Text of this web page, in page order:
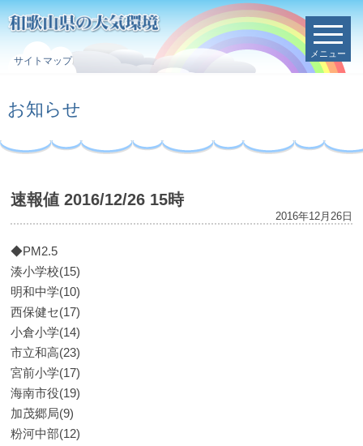
サイトマップ
メニュー
お知らせ
速報値 2016/12/26 15時
2016年12月26日
◆PM2.5
湊小学校(15)
明和中学(10)
西保健セ(17)
小倉小学(14)
市立和高(23)
宮前小学(17)
海南市役(19)
加茂郷局(9)
粉河中部(12)